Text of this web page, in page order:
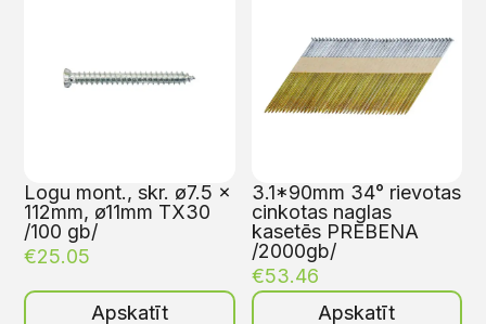
Logu mont., skr. ø7.5 x
112mm, ø11mm TX30
/100 gb/
€25.05
Apskatīt
3.1*90mm 34° rievotas
cinkotas naglas
kasetēs PREBENA
/2000gb/
€53.46
Apskatīt